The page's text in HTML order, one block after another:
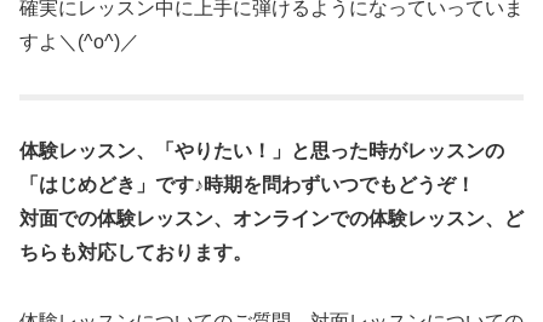
確実にレッスン中に上手に弾けるようになっていっていま
すよ＼(^o^)／
体験レッスン、「やりたい！」と思った時がレッスンの
「はじめどき」です♪時期を問わずいつでもどうぞ！
対面での体験レッスン、オンラインでの体験レッスン、ど
ちらも対応しております。